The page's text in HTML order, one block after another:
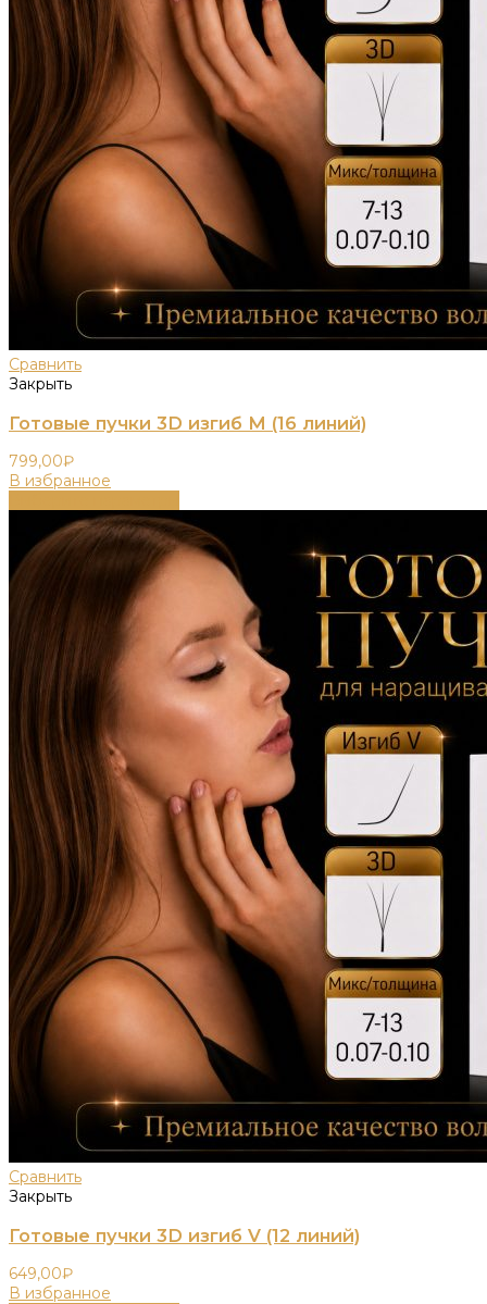
Сравнить
Закрыть
Готовые пучки 3D изгиб M (16 линий)
799,00₽
В избранное
Сравнить
Закрыть
Готовые пучки 3D изгиб V (12 линий)
649,00₽
В избранное